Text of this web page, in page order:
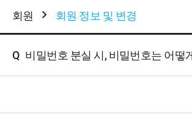
회원 회원 정보 및 변경
Q 비밀번호 분실 시, 비밀번호는 어떻